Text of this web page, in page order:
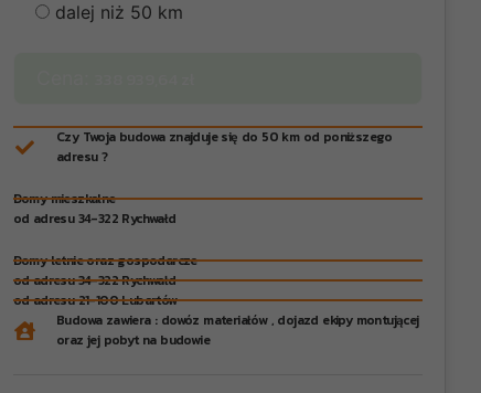
dalej niż 50 km
Czy Twoja budowa znajduje się do 50 km od poniższego
adresu ?
Domy mieszkalne
od adresu 34-322 Rychwałd
Domy letnie oraz gospodarcze
od adresu 34-322 Rychwałd
od adresu 21-100 Lubartów
Budowa zawiera : dowóz materiałów , dojazd ekipy montującej
oraz jej pobyt na budowie